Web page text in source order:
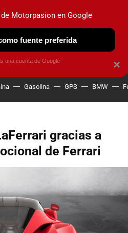
OBSERVATORIO
Gasolina GPS BMW
gracias a
de Ferrari
×
Motorpasion en Google
fuente preferida
una cuenta de Google